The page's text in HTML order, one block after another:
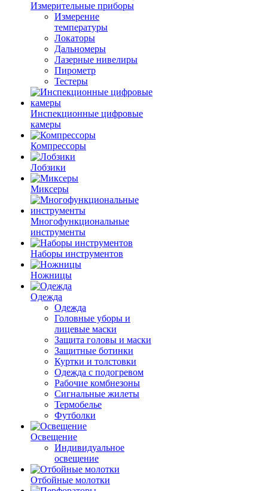
Измерительные приборы
Измерение
температуры
Локаторы
Дальномеры
Лазерные нивелиры
Пирометр
Тестеры
Инспекционные цифровые
камеры
Компрессоры
Лобзики
Миксеры
Многофункциональные
инструменты
Наборы инструментов
Ножницы
Одежда
Одежда
Головные уборы и
лицевые маски
Защита головы и маски
Защитные ботинки
Куртки и толстовки
Одежда с подогревом
Рабочие комбнезоны
Сигнальные жилеты
Термобелье
Футболки
Освещение
Индивидуальное
освещение
Отбойные молотки